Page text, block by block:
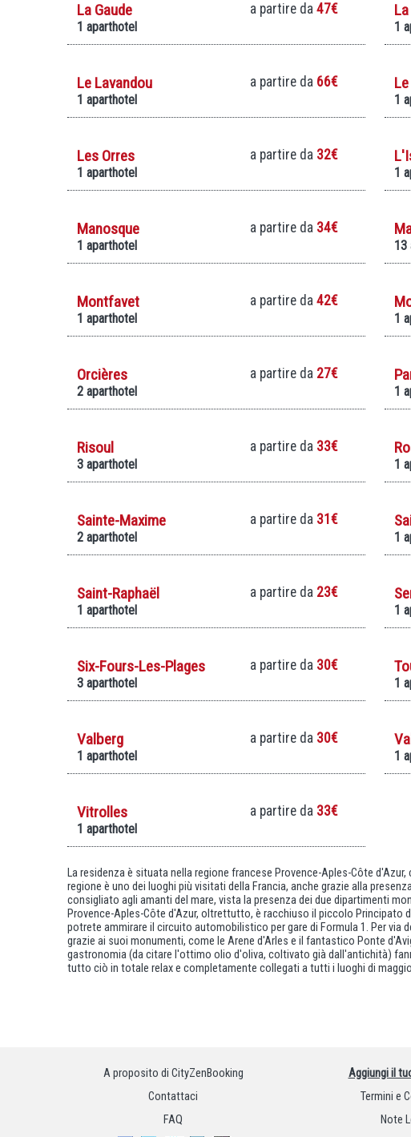
La Gaude
1 aparthotel
a partire da47€
1
Le Lavandou
1 aparthotel
a partire da66€
1
Les Orres
1 aparthotel
a partire da32€
1
Manosque
1 aparthotel
a partire da34€
13
Montfavet
1 aparthotel
a partire da42€
1
Orcières
2 aparthotel
a partire da27€
1
Risoul
3 aparthotel
a partire da33€
1
Sainte-Maxime
2 aparthotel
a partire da31€
1
Saint-Raphaël
1 aparthotel
a partire da23€
1
Six-Fours-Les-Plages
3 aparthotel
a partire da30€
1
Valberg
1 aparthotel
a partire da30€
1
Vitrolles
1 aparthotel
a partire da33€
La residenza è situata nella regione francese Provence-Aples-Côte
regione è uno dei luoghi più visitati della Francia, anche grazie alla
consigliato agli amanti del mare, vista la presenza dei due dipartimenti
Provence-Aples-Côte d'Azur, oltrettutto, è racchiuso il piccolo Principato
potrete ammirare il circuito automobilistico per gare di Formula 1. Per
grazie ai suoi monumenti, come le Arene d'Arles e il fantastico Ponte
gastronomia (da citare l'ottimo olio d'oliva, coltivato già dall'antichità)
tutto ciò in totale relax e completamente collegati a tutti i luoghi di
A proposito di CityZenBooking
Contattaci
FAQ
Aggiungi il
Termini e
Note